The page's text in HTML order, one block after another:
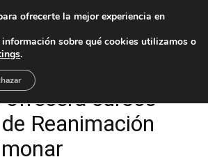
ofrecerá cursos
Reanimación
ofrecerte la mejor experiencia en
información sobre qué cookies utilizamos o
.